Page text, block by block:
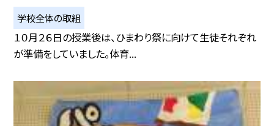
学校全体の取組
１０月２６日の授業後は、ひまわり祭に向けて生徒それぞれ
が準備をしていました。体育...